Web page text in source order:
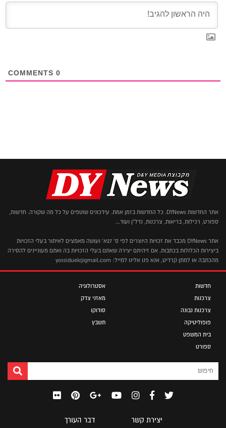
0
אתר החדשות DYNews. כל החדשות בזמן אמת. עידכונים שוטפים על כל מה שקורה. חדשות,
ספורט, רכילות, בריאות, צרכנות, נדל"ן ועוד...
אתר DYNews מכבד את זכויות היוצרים לפי ס' 27א' ועושה מאמצים לאיתור בעלי הזכויות
ביצירות הכלולות בכתבות. אם זיהיתם יצירה שאתם בעלי הזכויות בה ואתם מעוניינים להסירה
מהכתבה או למתן קרדיט, אנא פנו אלינו למייל: yossiduek@gmail.com
חדשות
צרכנות
צרכנות נבונה
פופוליטיקה
בית המשפט
ספורט
אסטרולוגיה
מאזני צדק
סודוקו
תשבץ
יצירת קשר
דבר העורך